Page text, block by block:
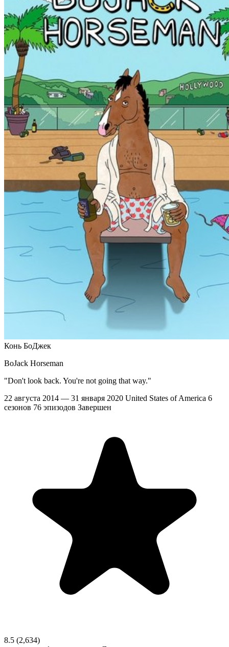
Конь БоДжек
BoJack Horseman
"Don't look back. You're not going that way."
22 августа 2014 — 31 января 2020 United States of America 6
сезонов 76 эпизодов Завершен
8.5 (2,634)